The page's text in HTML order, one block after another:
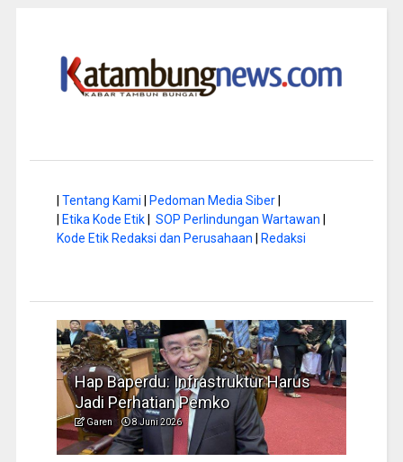
Tentang Kami Pedoman Media Siber|
Etika Kode Etik| SOP Perlindungan Wartawan
Kode Etik Redaksi dan Perusahaan
Redaksi
Hap Baperdu: Infrastruktur Harus
Jadi Perhatian Pemko
Garen 8 Juni 2026